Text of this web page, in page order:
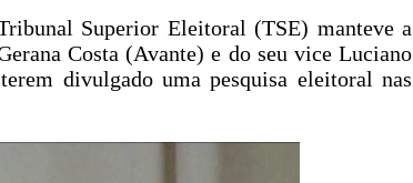
Superior Eleitoral (TSE) manteve a
Costa (Avante) e do seu vice Luciano
divulgado uma pesquisa eleitoral nas